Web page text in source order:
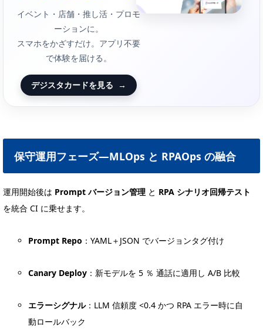
イベント・店舗・推し活・プロモ
ーションに。
スマホをかざすだけ。アプリ不要
で体験を届ける。
デジスタカードを見る →
保守運用フェーズ—MLOps と RPAOps の融合
運用開始後は Prompt バージョン管理 と RPA シナリオ回帰テスト
を統合 CI に乗せます。
Prompt Repo ：YAML＋JSON でバージョンタグ付け
Canary Deploy ：新モデルを 5 ％ 通話に適用し A/B 比較
エラーシグナル：LLM 信頼度 <0.4 かつ RPA エラー時に自
動ロールバック